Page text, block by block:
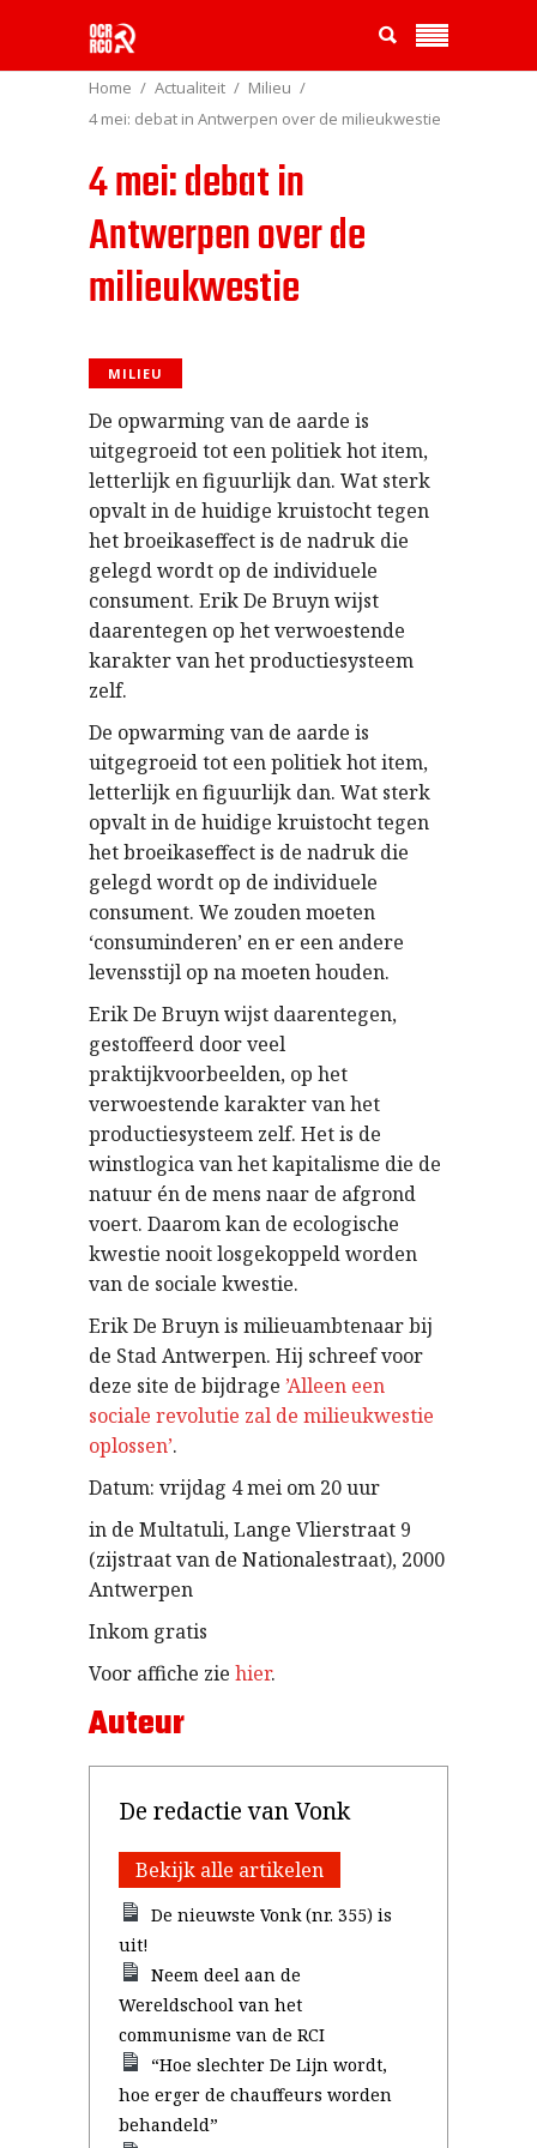
Home Actualiteit
Milieu
4 mei: debat in Antwerpen over de milieukwestie
4 mei: debat in
Antwerpen over de
milieukwestie
MILIEU
De opwarming van de aarde is
uitgegroeid tot een politiek hot item,
letterlijk en figuurlijk dan. Wat sterk
opvalt in de huidige kruistocht tegen
het broeikaseffect is de nadruk die
gelegd wordt op de individuele
consument. Erik De Bruyn wijst
daarentegen op het verwoestende
karakter van het productiesysteem
zelf.
De opwarming van de aarde is
uitgegroeid tot een politiek hot item,
letterlijk en figuurlijk dan. Wat sterk
opvalt in de huidige kruistocht tegen
het broeikaseffect is de nadruk die
gelegd wordt op de individuele
consument. We zouden moeten
‘consuminderen’ en er een andere
levensstijl op na moeten houden.
Erik De Bruyn wijst daarentegen,
gestoffeerd door veel
praktijkvoorbeelden, op het
verwoestende karakter van het
productiesysteem zelf. Het is de
winstlogica van het kapitalisme die de
natuur én de mens naar de afgrond
voert. Daarom kan de ecologische
kwestie nooit losgekoppeld worden
van de sociale kwestie.
Erik De Bruyn is milieuambtenaar bij
de Stad Antwerpen. Hij schreef voor
deze site de bijdrage ’Alleen een
sociale revolutie zal de milieukwestie
oplossen’.
Datum: vrijdag 4 mei om 20 uur
in de Multatuli, Lange Vlierstraat 9
(zijstraat van de Nationalestraat), 2000
Antwerpen
Inkom gratis
Voor affiche zie hier.
Auteur
De redactie van Vonk
Bekijk alle artikelen
De nieuwste Vonk (nr. 355) is
uit!
Neem deel aan de
Wereldschool van het
communisme van de RCI
“Hoe slechter De Lijn wordt,
hoe erger de chauffeurs worden
behandeld”